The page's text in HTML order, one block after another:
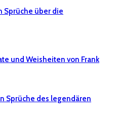
Sprüche über die
und Weisheiten von Frank
Sprüche des legendären